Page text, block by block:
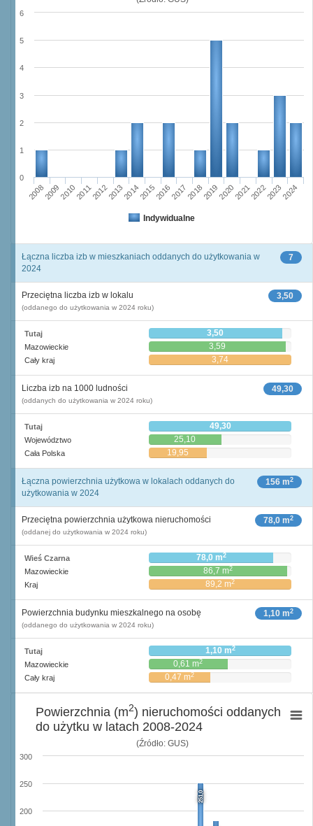
Indywidualne
20082009201020112012201320142015201620172018201920202021202220232024
0
1
2
3
4
5
6
7
Łączna liczba izb w mieszkaniach oddanych do użytkowania w
2024
3,50
Przeciętna liczba izb w lokalu
(oddanego do użytkowania w 2024 roku)
Tutaj 3,50
Mazowieckie 3,59
Cały kraj 3,74
49,30
Liczba izb na 1000 ludności
(oddanych do użytkowania w 2024 roku)
Tutaj 49,30
Województwo 25,10
Cała Polska 19,95
156 m2
Łączna powierzchnia użytkowa w lokalach oddanych do
użytkowania w 2024
78,0 m2
Przeciętna powierzchnia użytkowa nieruchomości
(oddanej do użytkowania w 2024 roku)
Wieś Czarna 78,0 m2
Mazowieckie 86,7 m2
Kraj 89,2 m2
1,10 m2
Powierzchnia budynku mieszkalnego na osobę
(oddanego do użytkowania w 2024 roku)
Tutaj 1,10 m2
Mazowieckie 0,61 m2
Cały kraj 0,47 m2
(Źródło: GUS)
251,0
200
250
300
Powierzchnia (m2) nieruchomości oddanych
do użytku w latach 2008-2024